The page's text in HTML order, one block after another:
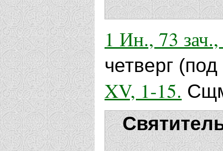
1 Ин., 73
четверг
XV, 1-15.